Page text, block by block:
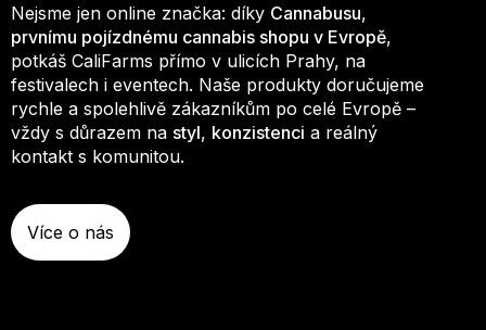
Nejsme jen online značka: díky Cannabusu,
prvnímu pojízdnému cannabis shopu v Evropě,
potkáš CaliFarms přímo v ulicích Prahy, na
festivalech i eventech. Naše produkty doručujeme
rychle a spolehlivě zákazníkům po celé Evropě –
vždy s důrazem na styl, konzistenci a reálný
kontakt s komunitou.
Více o nás